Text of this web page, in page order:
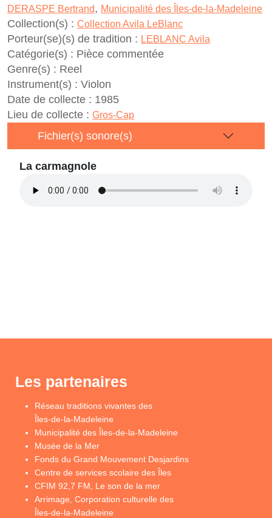
DERASPE Bertrand, Municipalité des Îles-de-la-Madeleine
Collection(s) : Collection Avila LeBlanc
Porteur(se)(s) de tradition : LEBLANC Avila
Catégorie(s) : Pièce commentée
Genre(s) : Reel
Instrument(s) : Violon
Date de collecte : 1985
Lieu de collecte : Gros-Cap
Fichier(s) sonore(s)
La carmagnole
Les partenaires
Réseau traditions vivantes des
Îles-de-la-Madeleine
Municipalité des Îles-de-la-Madeleine
Musée de la Mer
Fonds du Grand Mouvement Desjardins
Centre de services scolaire des Îles
CFIM 92,7 FM, Le son de la mer
Arrimage, Corporation culturelle des
Îles-de-la-Madeleine